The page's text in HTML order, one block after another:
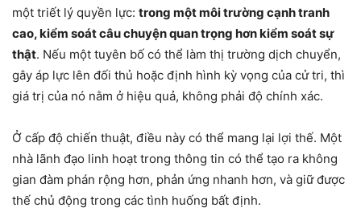
một triết lý quyền lực: trong một môi trường cạnh tranh
cao, kiểm soát câu chuyện quan trọng hơn kiểm soát sự
thật. Nếu một tuyên bố có thể làm thị trường dịch chuyển,
gây áp lực lên đối thủ hoặc định hình kỳ vọng của cử tri, thì
giá trị của nó nằm ở hiệu quả, không phải độ chính xác.
Ở cấp độ chiến thuật, điều này có thể mang lại lợi thế. Một
nhà lãnh đạo linh hoạt trong thông tin có thể tạo ra không
gian đàm phán rộng hơn, phản ứng nhanh hơn, và giữ được
thế chủ động trong các tình huống bất định.